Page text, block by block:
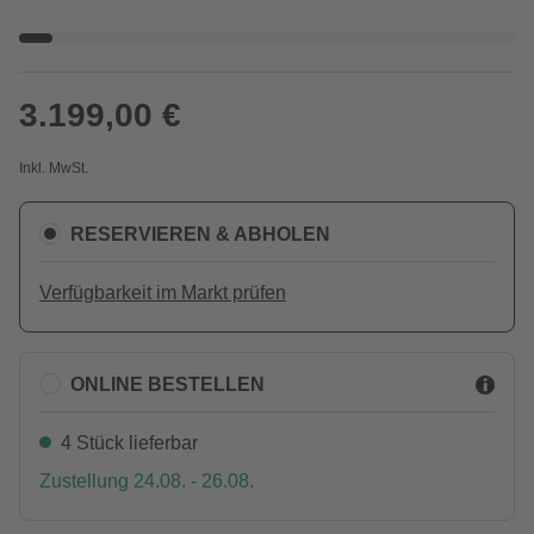
3.199,00 €
Inkl. MwSt.
RESERVIEREN & ABHOLEN
Verfügbarkeit im Markt prüfen
ONLINE BESTELLEN
4 Stück lieferbar
Zustellung 24.08. - 26.08.